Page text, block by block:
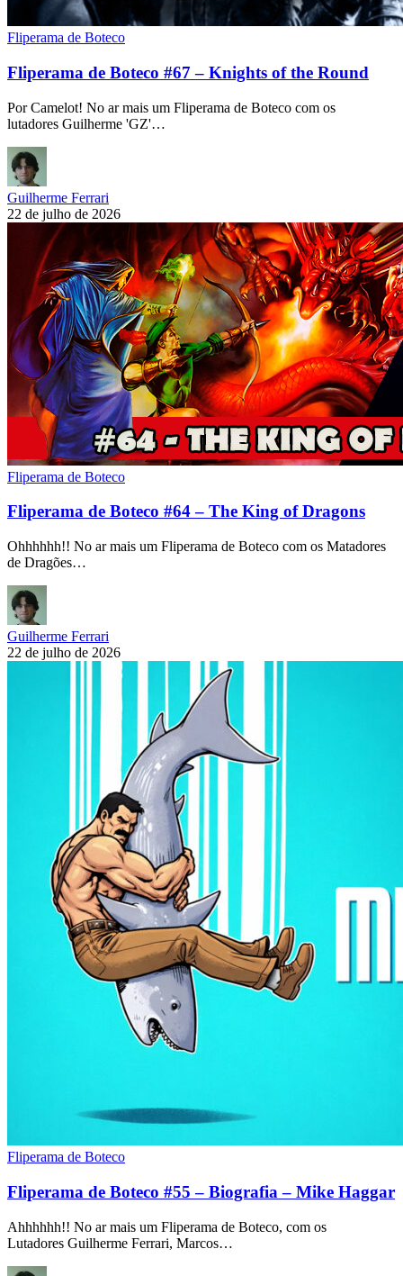
Fliperama de Boteco
Fliperama de Boteco #67 – Knights of the Round
Por Camelot! No ar mais um Fliperama de Boteco com os
lutadores Guilherme 'GZ'…
Guilherme Ferrari
22 de julho de 2026
Fliperama de Boteco
Fliperama de Boteco #64 – The King of Dragons
Ohhhhhh!! No ar mais um Fliperama de Boteco com os Matadores
de Dragões…
Guilherme Ferrari
22 de julho de 2026
Fliperama de Boteco
Fliperama de Boteco #55 – Biografia – Mike Haggar
Ahhhhhh!! No ar mais um Fliperama de Boteco, com os
Lutadores Guilherme Ferrari, Marcos…